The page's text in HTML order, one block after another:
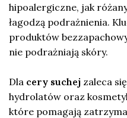
hipoalergiczne, jak
łagodzą podrażnienia.
produktów
nie podrażniają skóry.
Dla cery suchej zaleca
hydrolatów oraz
które pomagają